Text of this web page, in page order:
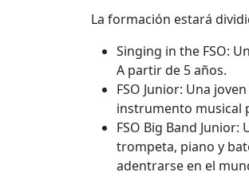
La formación estará
Singing in the FSO:
A partir de 5 años.
FSO Junior: Una
instrumento musical
FSO Big Band
trompeta, piano y
adentrarse en el